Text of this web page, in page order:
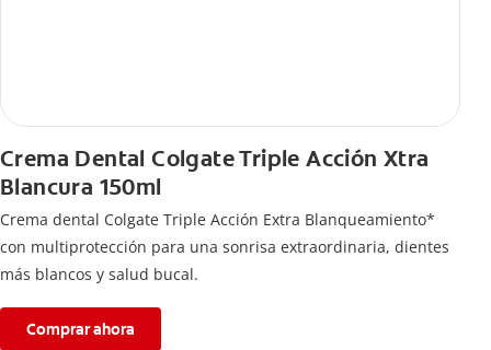
Crema Dental Colgate Triple Acción Xtra
Blancura 150ml
Crema dental Colgate Triple Acción Extra Blanqueamiento*
con multiprotección para una sonrisa extraordinaria, dientes
más blancos y salud bucal.
Comprar ahora